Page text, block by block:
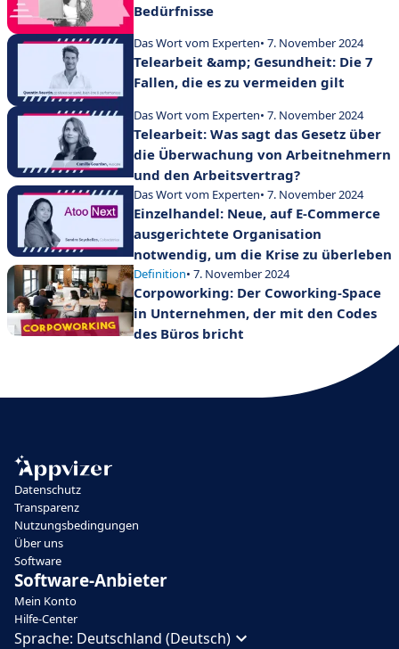
Bedürfnisse
Das Wort vom Experten• 7. November 2024
Telearbeit &amp; Gesundheit: Die 7
Fallen, die es zu vermeiden gilt
Das Wort vom Experten• 7. November 2024
Telearbeit: Was sagt das Gesetz über
die Überwachung von Arbeitnehmern
und den Arbeitsvertrag?
Das Wort vom Experten• 7. November 2024
Einzelhandel: Neue, auf E-Commerce
ausgerichtete Organisation
notwendig, um die Krise zu überleben
Definition• 7. November 2024
Corpoworking: Der Coworking-Space
in Unternehmen, der mit den Codes
des Büros bricht
Datenschutz
Transparenz
Nutzungsbedingungen
Über uns
Software
Software-Anbieter
Mein Konto
Hilfe-Center
Sprache: Deutschland (Deutsch)